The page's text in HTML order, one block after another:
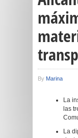
By Marina
La
las
La